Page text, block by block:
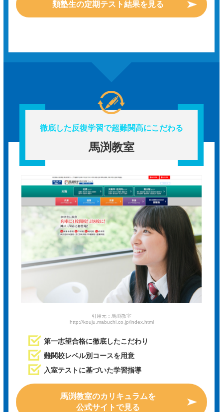
類塾生の定期テスト結果を見る
徹底した反復学習で超難関高にこだわる
馬渕教室
引用元：馬渕教室
http://kouju.mabuchi.co.jp/index.html
第一志望合格に徹底したこだわり
難関校レベル別コースを用意
入室テストに基づいた学習指導
馬渕教室のカリキュラムを
公式サイトで見る